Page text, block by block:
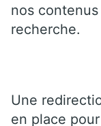
nos
recherche.
Une
en place